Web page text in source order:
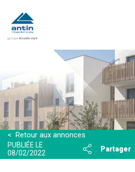
contenu
principal
< Retour aux annonces
PUBLIÉE LE
08/02/2022
Partager